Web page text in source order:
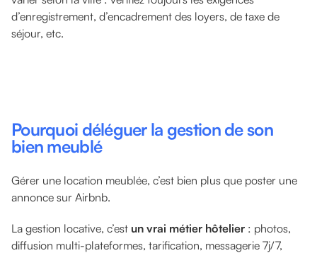
d’enregistrement, d’encadrement des loyers, de taxe de
séjour, etc.
Pourquoi déléguer la gestion de son
bien meublé
Gérer une location meublée, c’est bien plus que poster une
annonce sur Airbnb.
La gestion locative, c’est un vrai métier hôtelier : photos,
diffusion multi-plateformes, tarification, messagerie 7j/7,